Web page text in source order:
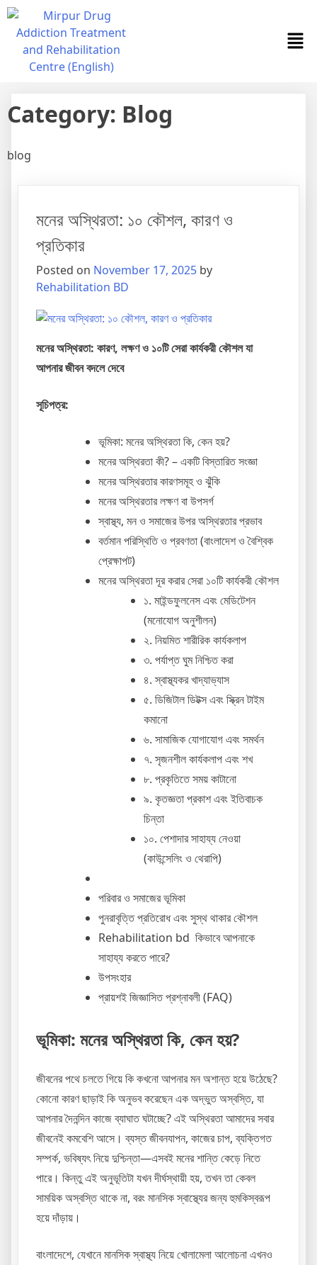
Category: Blog
blog
মনের অস্থিরতা: ১০ কৌশল, কারণ ও
প্রতিকার
Posted on November 17, 2025 by
Rehabilitation BD
মনের অস্থিরতা: কারণ, লক্ষণ ও ১০টি সেরা কার্যকরী কৌশল যা
আপনার জীবন বদলে দেবে
সূচিপত্র:
ভূমিকা: মনের অস্থিরতা কি, কেন হয়?
মনের অস্থিরতা কী? – একটি বিস্তারিত সংজ্ঞা
মনের অস্থিরতার কারণসমূহ ও ঝুঁকি
মনের অস্থিরতার লক্ষণ বা উপসর্গ
স্বাস্থ্য, মন ও সমাজের উপর অস্থিরতার প্রভাব
বর্তমান পরিস্থিতি ও প্রবণতা (বাংলাদেশ ও বৈশ্বিক
প্রেক্ষাপট)
মনের অস্থিরতা দূর করার সেরা ১০টি কার্যকরী কৌশল
১. মাইন্ডফুলনেস এবং মেডিটেশন
(মনোযোগ অনুশীলন)
২. নিয়মিত শারীরিক কার্যকলাপ
৩. পর্যাপ্ত ঘুম নিশ্চিত করা
৪. স্বাস্থ্যকর খাদ্যাভ্যাস
৫. ডিজিটাল ডিটক্স এবং স্ক্রিন টাইম
কমানো
৬. সামাজিক যোগাযোগ এবং সমর্থন
৭. সৃজনশীল কার্যকলাপ এবং শখ
৮. প্রকৃতিতে সময় কাটানো
৯. কৃতজ্ঞতা প্রকাশ এবং ইতিবাচক
চিন্তা
১০. পেশাদার সাহায্য নেওয়া
(কাউন্সেলিং ও থেরাপি)
পরিবার ও সমাজের ভূমিকা
পুনরাবৃত্তি প্রতিরোধ এবং সুস্থ থাকার কৌশল
Rehabilitation bd কিভাবে আপনাকে
সাহায্য করতে পারে?
উপসংহার
প্রায়শই জিজ্ঞাসিত প্রশ্নাবলী (FAQ)
ভূমিকা: মনের অস্থিরতা কি, কেন হয়?
জীবনের পথে চলতে গিয়ে কি কখনো আপনার মন অশান্ত হয়ে উঠেছে?
কোনো কারণ ছাড়াই কি অনুভব করেছেন এক অদ্ভুত অস্বস্তি, যা
আপনার দৈনন্দিন কাজে ব্যাঘাত ঘটাচ্ছে? এই অস্থিরতা আমাদের সবার
জীবনেই কমবেশি আসে। ব্যস্ত জীবনযাপন, কাজের চাপ, ব্যক্তিগত
সম্পর্ক, ভবিষ্যৎ নিয়ে দুশ্চিন্তা—এসবই মনের শান্তি কেড়ে নিতে
পারে। কিন্তু এই অনুভূতিটা যখন দীর্ঘস্থায়ী হয়, তখন তা কেবল
সাময়িক অস্বস্তি থাকে না, বরং মানসিক স্বাস্থ্যের জন্য হুমকিস্বরূপ
হয়ে দাঁড়ায়।
বাংলাদেশে, যেখানে মানসিক স্বাস্থ্য নিয়ে খোলামেলা আলোচনা এখনও